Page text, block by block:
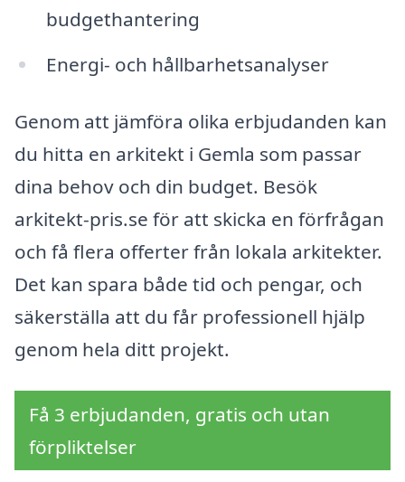
budgethantering
Energi- och hållbarhetsanalyser
Genom att jämföra olika erbjudanden kan
du hitta en arkitekt i Gemla som passar
dina behov och din budget. Besök
arkitekt-pris.se för att skicka en förfrågan
och få flera offerter från lokala arkitekter.
Det kan spara både tid och pengar, och
säkerställa att du får professionell hjälp
genom hela ditt projekt.
Få 3 erbjudanden, gratis och utan
förpliktelser